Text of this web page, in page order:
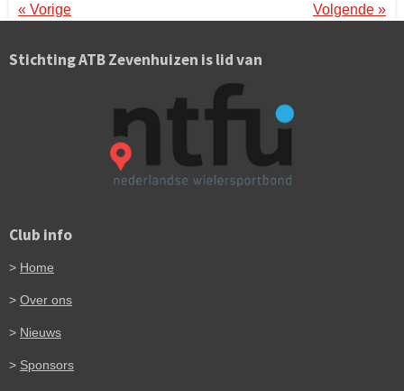
« Vorige Volgende »
Stichting ATB Zevenhuizen is lid van
Club info
> Home
> Over ons
> Nieuws
> Sponsors